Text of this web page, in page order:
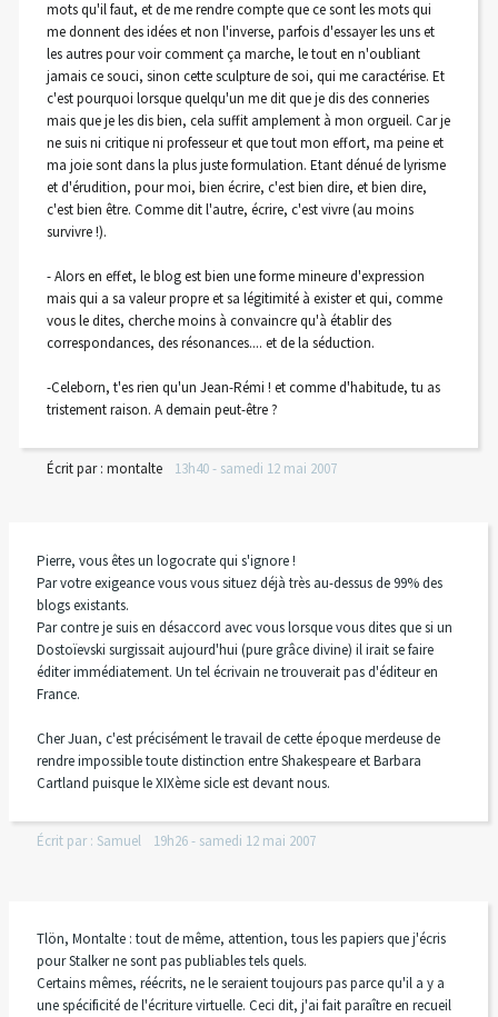
mots qu'il faut, et de me rendre compte que ce sont les mots qui
me donnent des idées et non l'inverse, parfois d'essayer les uns et
les autres pour voir comment ça marche, le tout en n'oubliant
jamais ce souci, sinon cette sculpture de soi, qui me caractérise. Et
c'est pourquoi lorsque quelqu'un me dit que je dis des conneries
mais que je les dis bien, cela suffit amplement à mon orgueil. Car je
ne suis ni critique ni professeur et que tout mon effort, ma peine et
ma joie sont dans la plus juste formulation. Etant dénué de lyrisme
et d'érudition, pour moi, bien écrire, c'est bien dire, et bien dire,
c'est bien être. Comme dit l'autre, écrire, c'est vivre (au moins
survivre !).
- Alors en effet, le blog est bien une forme mineure d'expression
mais qui a sa valeur propre et sa légitimité à exister et qui, comme
vous le dites, cherche moins à convaincre qu'à établir des
correspondances, des résonances.... et de la séduction.
-Celeborn, t'es rien qu'un Jean-Rémi ! et comme d'habitude, tu as
tristement raison. A demain peut-être ?
Écrit par : montalte 13h40- samedi 12 mai 2007
Pierre, vous êtes un logocrate qui s'ignore !
Par votre exigeance vous vous situez déjà très au-dessus de 99% des
blogs existants.
Par contre je suis en désaccord avec vous lorsque vous dites que si un
Dostoïevski surgissait aujourd'hui (pure grâce divine) il irait se faire
éditer immédiatement. Un tel écrivain ne trouverait pas d'éditeur en
France.
Cher Juan, c'est précisément le travail de cette époque merdeuse de
rendre impossible toute distinction entre Shakespeare et Barbara
Cartland puisque le XIXème sicle est devant nous.
Écrit par : Samuel 19h26- samedi 12 mai 2007
Tlön, Montalte : tout de même, attention, tous les papiers que j'écris
pour Stalker ne sont pas publiables tels quels.
Certains mêmes, réécrits, ne le seraient toujours pas parce qu'il a y a
une spécificité de l'écriture virtuelle. Ceci dit, j'ai fait paraître en recueil